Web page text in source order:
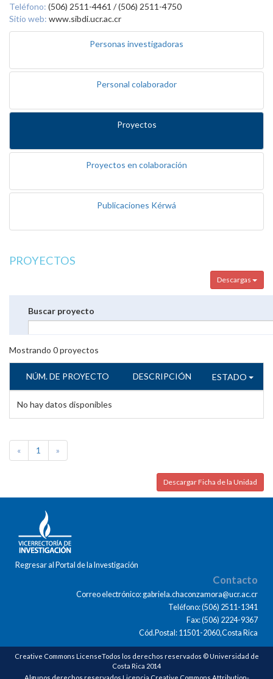
Teléfono: (506) 2511-4461 / (506) 2511-4750
Sitio web: www.sibdi.ucr.ac.cr
Personas investigadoras
Personal colaborador
Proyectos
Proyectos en colaboración
Publicaciones Kérwá
PROYECTOS
Descargas
Buscar proyecto
Mostrando 0proyectos
NÚM. DE PROYECTO DESCRIPCIÓN ESTADO
No hay datos disponibles
« 1 »
Descargar Ficha de la Unidad
Regresar al Portal de la Investigación
Contacto
Correo electrónico: gabriela.chaconzamora@ucr.ac.cr
Teléfono: (506) 2511-1341
Fax: (506) 2224-9367
Cód.Postal: 11501-2060,Costa Rica
Creative Commons LicenseTodos los derechos reservados © Universidad de
Costa Rica 2014